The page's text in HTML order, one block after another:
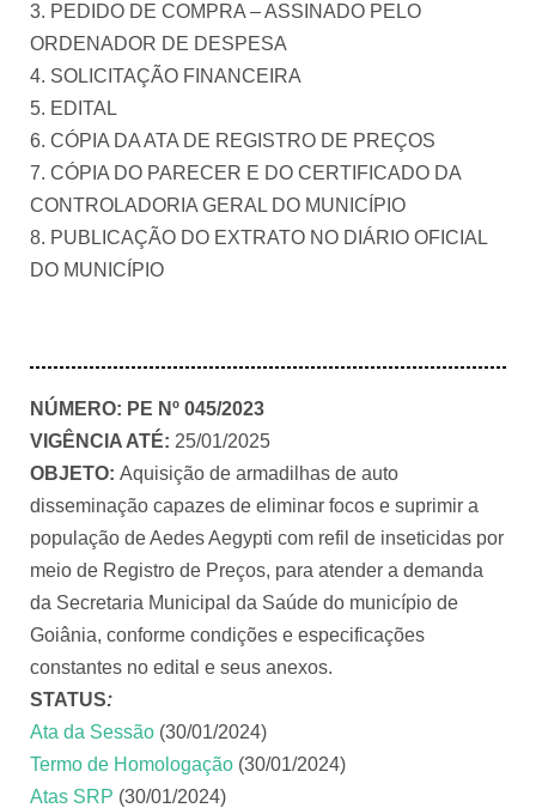
3. PEDIDO DE COMPRA – ASSINADO PELO
ORDENADOR DE DESPESA
4. SOLICITAÇÃO FINANCEIRA
5. EDITAL
6. CÓPIA DA ATA DE REGISTRO DE PREÇOS
7. CÓPIA DO PARECER E DO CERTIFICADO DA
CONTROLADORIA GERAL DO MUNICÍPIO
8. PUBLICAÇÃO DO EXTRATO NO DIÁRIO OFICIAL
DO MUNICÍPIO
NÚMERO: PE Nº 045/2023
VIGÊNCIA ATÉ: 25/01/2025
OBJETO: Aquisição de armadilhas de auto
disseminação capazes de eliminar focos e suprimir a
população de Aedes Aegypti com refil de inseticidas por
meio de Registro de Preços, para atender a demanda
da Secretaria Municipal da Saúde do município de
Goiânia, conforme condições e especificações
constantes no edital e seus anexos.
STATUS:
Ata da Sessão (30/01/2024)
Termo de Homologação (30/01/2024)
Atas SRP (30/01/2024)